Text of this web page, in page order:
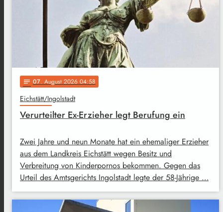
notes 07. August 2026 04:58
Eichstätt/Ingolstadt
Verurteilter Ex-Erzieher legt Berufung ein
Zwei Jahre und neun Monate hat ein ehemaliger Erzieher
aus dem Landkreis Eichstätt wegen Besitz und
Verbreitung von Kinderpornos bekommen. Gegen das
Urteil des Amtsgerichts Ingolstadt legte der 58-Jährige …